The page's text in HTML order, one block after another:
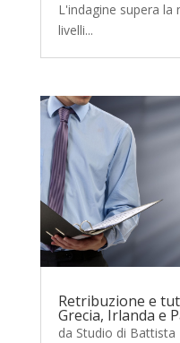
L'indagine supera la
livelli...
Retribuzione e
Grecia, Irlanda e
da Studio di Battista